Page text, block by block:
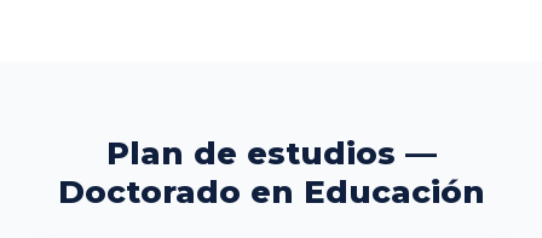
Plan de estudios —
Doctorado en Educación